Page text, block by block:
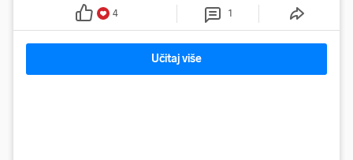
4 1
Učitaj više